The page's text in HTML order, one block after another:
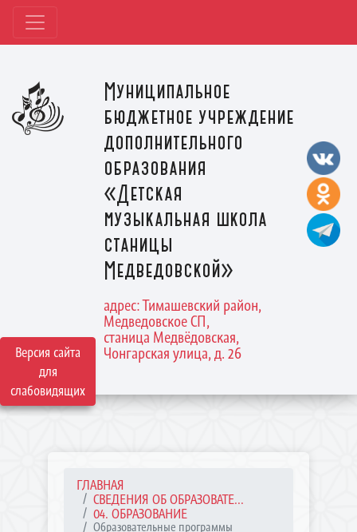
Версия сайта
для
слабовидящих
Муниципальное
бюджетное учреждение
дополнительного
образования
«Детская
музыкальная школа
станицы
Медведовской»
адрес: Тимашевский район,
Медведовское СП,
станица Медвёдовская,
Чонгарская улица, д. 26
ГЛАВНАЯ
СВЕДЕНИЯ ОБ ОБРАЗОВАТЕ...
04. ОБРАЗОВАНИЕ
Образовательные программы